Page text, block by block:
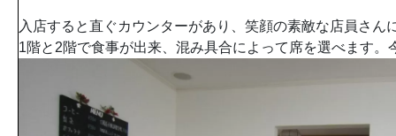
入店すると直ぐカウンターがあり、笑顔の素敵な店員さん
1階と2階で食事が出来、混み具合によって席を選べます。